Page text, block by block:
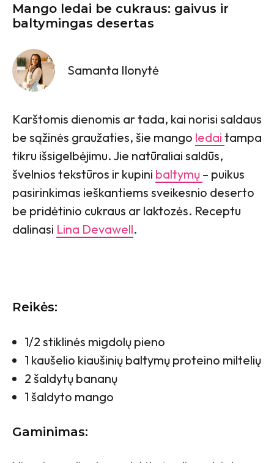
Mango ledai be cukraus: gaivus ir
baltymingas desertas
Samanta Ilonytė
Karštomis dienomis ar tada, kai norisi saldaus
be sąžinės graužaties, šie mango ledai tampa
tikru išsigelbėjimu. Jie natūraliai saldūs,
švelnios tekstūros ir kupini baltymų – puikus
pasirinkimas ieškantiems sveikesnio deserto
be pridėtinio cukraus ar laktozės. Receptu
dalinasi Lina Devawell.
Reikės:
1/2 stiklinės migdolų pieno
1 kaušelio kiaušinių baltymų proteino miltelių
2 šaldytų bananų
1 šaldyto mango
Gaminimas: